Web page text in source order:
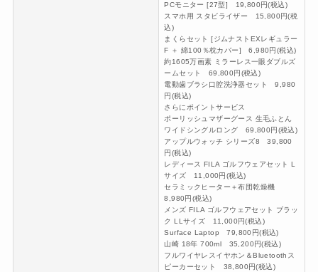
PCモニター [27型] 19,800円(税込)
スマホ用 スタビライザー 15,800円(税
込)
まくらセット [ジムナストEXレギュラー
F ＋ 綿100％枕カバー] 6,980円(税込)
約1605万画素 ミラーレス一眼ダブルズ
ームセット 69,800円(税込)
電動歯ブラシ口腔洗浄器セット 9,980
円(税込)
さらにポイントサービス
ポーリッシュマザーグース 生毛ふとん
ワイドシングルロング 69,800円(税込)
アップルウォッチ シリーズ8 39,800
円(税込)
レディース FILA ゴルフウェアセット L
サイズ 11,000円(税込)
セラミックヒーター＋布団乾燥機
8,980円(税込)
メンズ FILA ゴルフウェアセット ブラッ
ク LLサイズ 11,000円(税込)
Surface Laptop 79,800円(税込)
山崎 18年 700ml 35,200円(税込)
フルワイヤレスイヤホン＆Bluetoothス
ピーカーセット 38,800円(税込)